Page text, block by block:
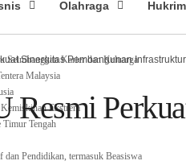
Upayakan Cari Solusi
Seimbangkan Karier dan Keluarga
Malaysia
Ekstrem
Timur Tengah
Pendidikan, termasuk Beasiswa
Olahraga Hukrim
Sinergitas Pembangunan